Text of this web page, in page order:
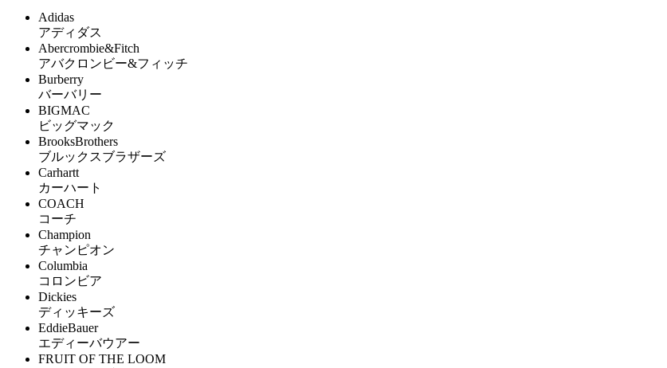
Adidas
アディダス
Abercrombie&Fitch
アバクロンビー&フィッチ
Burberry
バーバリー
BIGMAC
ビッグマック
BrooksBrothers
ブルックスブラザーズ
Carhartt
カーハート
COACH
コーチ
Champion
チャンピオン
Columbia
コロンビア
Dickies
ディッキーズ
EddieBauer
エディーバウアー
FRUIT OF THE LOOM